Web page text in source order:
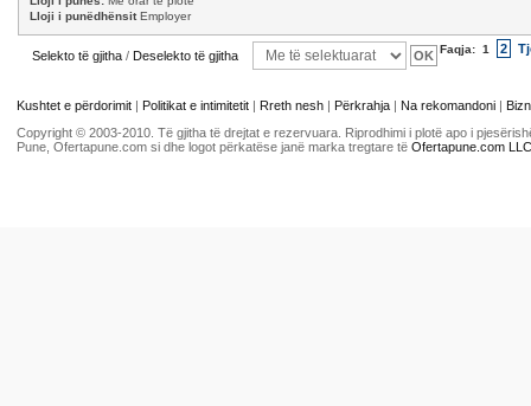
Lloji i punëdhënsitEmployer
Selekto të gjitha / Deselekto të gjitha Faqja: 1 2
Kushtet e përdorimit | Politikat e intimitetit | Rreth nesh | Përkrahja | Na rekomandoni |
Copyright © 2003-2010. Të gjitha të drejtat e rezervuara. Riprodhimi i plotë apo i
Pune, Ofertapune.com si dhe logot përkatëse janë marka tregtare të Ofertapune.com LLC